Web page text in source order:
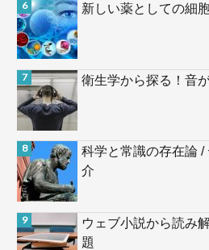
新しい薬としての細
衛生学から探る！音
科学と常識の存在論
介
ウェブ小説から読み
題